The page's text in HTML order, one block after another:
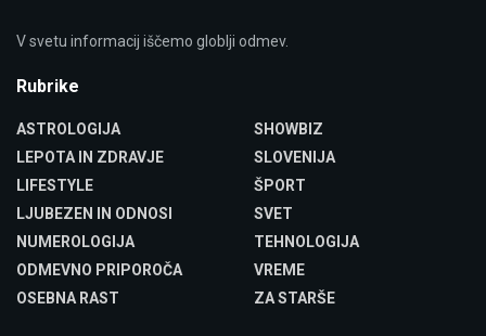
V svetu informacij iščemo globlji odmev.
Rubrike
ASTROLOGIJA
LEPOTA IN ZDRAVJE
LIFESTYLE
LJUBEZEN IN ODNOSI
NUMEROLOGIJA
ODMEVNO PRIPOROČA
OSEBNA RAST
SHOWBIZ
SLOVENIJA
ŠPORT
SVET
TEHNOLOGIJA
VREME
ZA STARŠE